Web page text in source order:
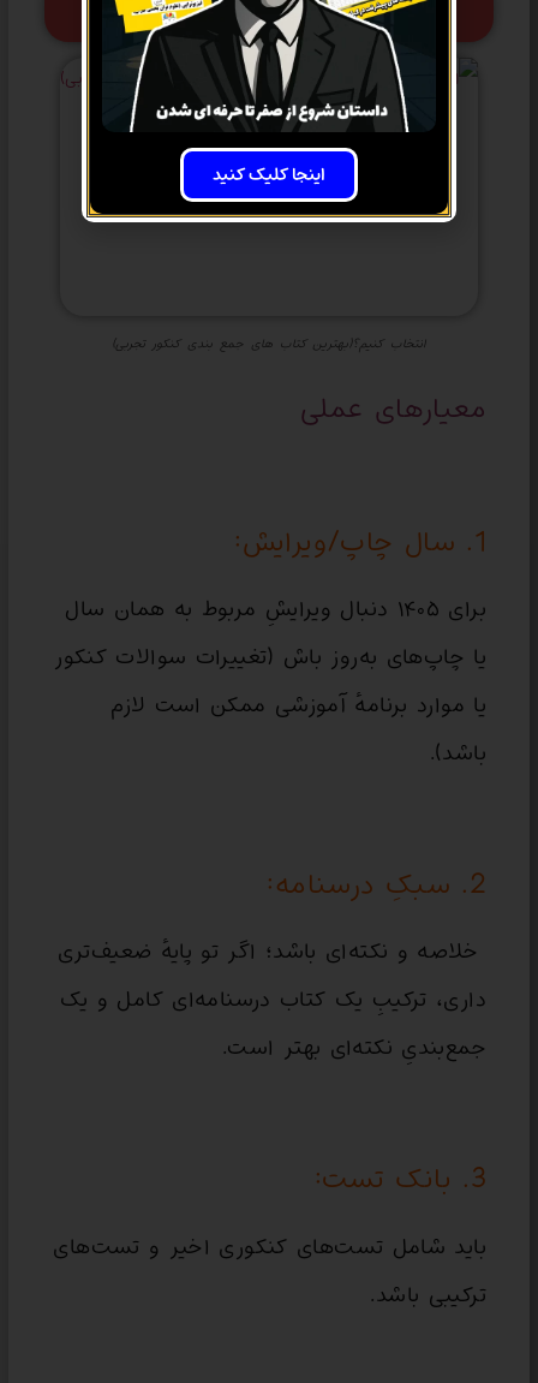
انتخاب کنیم؟(بهترین کتاب های جمع بندی کنکور تجربی)
معیارهای عملی
1. سال چاپ/ویرایش:
برای ۱۴۰۵ دنبال ویرایشِ مربوط به همان سال
یا چاپ‌های به‌روز باش (تغییرات سوالات کنکور
یا موارد برنامهٔ آموزشی ممکن است لازم
باشد).
2. سبکِ درسنامه:
خلاصه و نکته‌ای باشد؛ اگر تو پایهٔ ضعیف‌تری
داری، ترکیبِ یک کتاب درسنامه‌ای کامل و یک
جمع‌بندیِ نکته‌ای بهتر است.
3. بانک تست:
باید شامل تست‌های کنکوری اخیر و تست‌های
ترکیبی باشد.
اینجا کلیک کنید